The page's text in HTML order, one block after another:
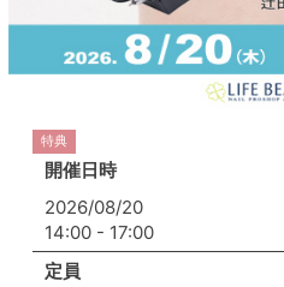
特典
開催日時
2026/08/20
14:00 - 17:00
定員